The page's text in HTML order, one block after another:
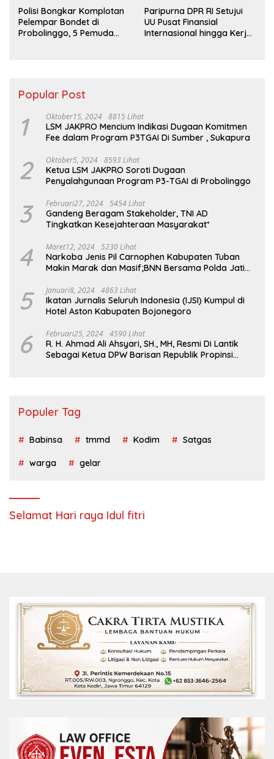
Polisi Bongkar Komplotan
Pelempar Bondet di
Probolinggo, 5 Pemuda
Paripurna DPR RI Setujui
UU Pusat Finansial
Internasional hingga Kerja
Popular Post
1 Oktober15, 2024 8815 Lihat
LSM JAKPRO Mencium Indikasi Dugaan Komitmen
Fee dalam Program P3TGAI Di Sumber , Sukapura
2 Oktober5, 2024 8593 Lihat
Ketua LSM JAKPRO Soroti Dugaan
Penyalahgunaan Program P3-TGAI di Probolinggo
3 Februari27, 2024 5454 Lihat
Gandeng Beragam Stakeholder, TNI AD
Tingkatkan Kesejahteraan Masyarakat*
4 Maret12, 2024 5230 Lihat
Narkoba Jenis Pil Carnophen Kabupaten Tuban
Makin Marak dan Masif;BNN Bersama Polda Jatim
5 Januari8, 2024 4863 Lihat
Ikatan Jurnalis Seluruh Indonesia (IJSI) Kumpul di
Hotel Aston Kabupaten Bojonegoro
6 Februari25, 2024 4590 Lihat
R. H. Ahmad Ali Ahsyari, SH., MH, Resmi Di Lantik
Sebagai Ketua DPW Barisan Republik Propinsi
Populer Tag
Babinsa tmmd Kodim Satgas
warga gelar
Selamat Hari raya Idul fitri